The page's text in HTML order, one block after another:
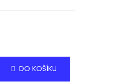
DO KOŠÍKU